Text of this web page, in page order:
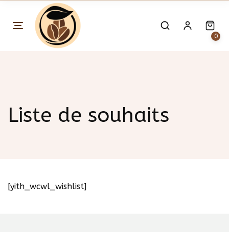
content
0
Liste de souhaits
[yith_wcwl_wishlist]